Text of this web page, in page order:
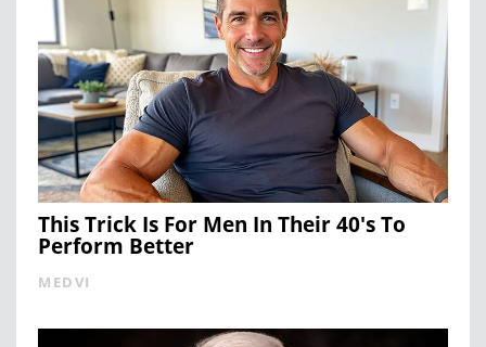
This Trick Is For Men In Their 40's To
Perform Better
MEDVI